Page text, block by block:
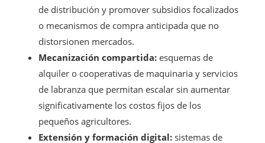
de distribución y promover subsidios focalizados
o mecanismos de compra anticipada que no
distorsionen mercados.
Mecanización compartida: esquemas de
alquiler o cooperativas de maquinaria y servicios
de labranza que permitan escalar sin aumentar
significativamente los costos fijos de los
pequeños agricultores.
Extensión y formación digital: sistemas de